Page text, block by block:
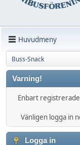
Huvudmeny
Buss-Snack
Varning!
Enbart
Vänligen logga in
Logga in